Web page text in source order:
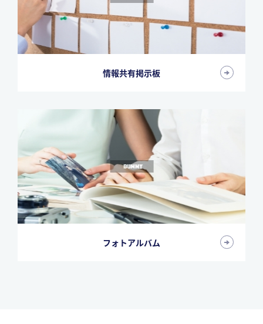
情報共有掲示板
フォトアルバム